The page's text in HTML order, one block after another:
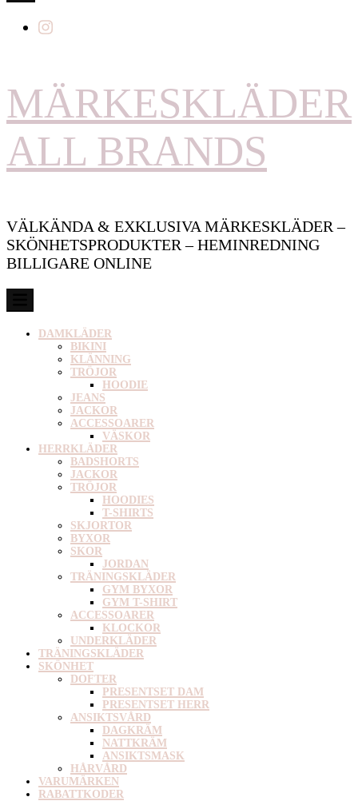
MÄRKESKLÄDER
ALL BRANDS
VÄLKÄNDA & EXKLUSIVA MÄRKESKLÄDER –
SKÖNHETSPRODUKTER – HEMINREDNING
BILLIGARE ONLINE
DAMKLÄDER
BIKINI
KLÄNNING
TRÖJOR
HOODIE
JEANS
JACKOR
ACCESSOARER
VÄSKOR
HERRKLÄDER
BADSHORTS
JACKOR
TRÖJOR
HOODIES
T-SHIRTS
SKJORTOR
BYXOR
SKOR
JORDAN
TRÄNINGSKLÄDER
GYM BYXOR
GYM T-SHIRT
ACCESSOARER
KLOCKOR
UNDERKLÄDER
TRÄNINGSKLÄDER
SKÖNHET
DOFTER
PRESENTSET DAM
PRESENTSET HERR
ANSIKTSVÅRD
DAGKRÄM
NATTKRÄM
ANSIKTSMASK
HÅRVÅRD
VARUMÄRKEN
RABATTKODER